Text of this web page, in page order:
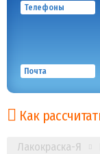
Телефоны
Почта
Как
Лакокраска-Я